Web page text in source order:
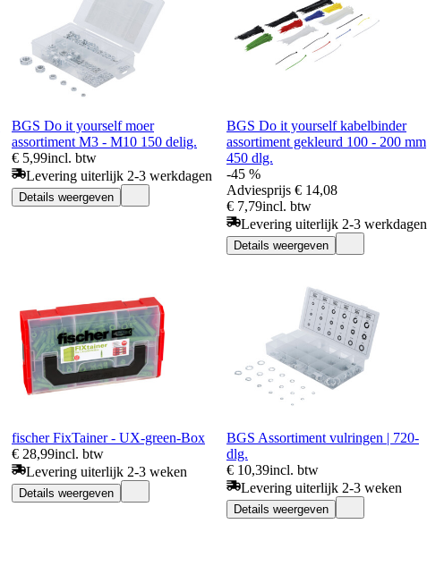
BGS Do it yourself moer
assortiment M3 - M10 150 delig.
€ 5,99incl. btw
Levering uiterlijk 2-3 werkdagen
Details weergeven
BGS Do it yourself kabelbinder
assortiment gekleurd 100 - 200 mm
450 dlg.
-45 %
Adviesprijs € 14,08
€ 7,79incl. btw
Levering uiterlijk 2-3 werkdagen
Details weergeven
fischer FixTainer - UX-green-Box
€ 28,99incl. btw
Levering uiterlijk 2-3 weken
Details weergeven
BGS Assortiment vulringen | 720-
dlg.
€ 10,39incl. btw
Levering uiterlijk 2-3 weken
Details weergeven